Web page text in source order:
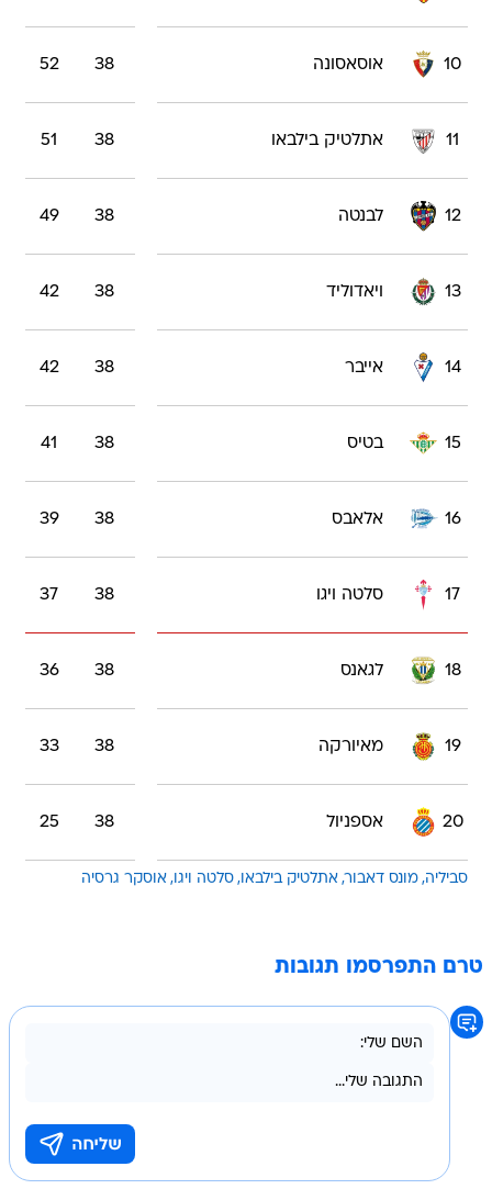
10 אוסאסונה 38
52
11 אתלטיק בילבאו 38
51
12 לבנטה 38
49
13 ויאדוליד 38
42
14 אייבר 38
42
15 בטיס 38
41
16 אלאבס 38
39
17 סלטה ויגו 38
37
18 לגאנס 38
36
19 מאיורקה 38
33
20 אספניול 38
25
סביליה מונס דאבור אתלטיק בילבאו סלטה ויגו אוסקר גרסיה
טרם התפרסמו תגובות